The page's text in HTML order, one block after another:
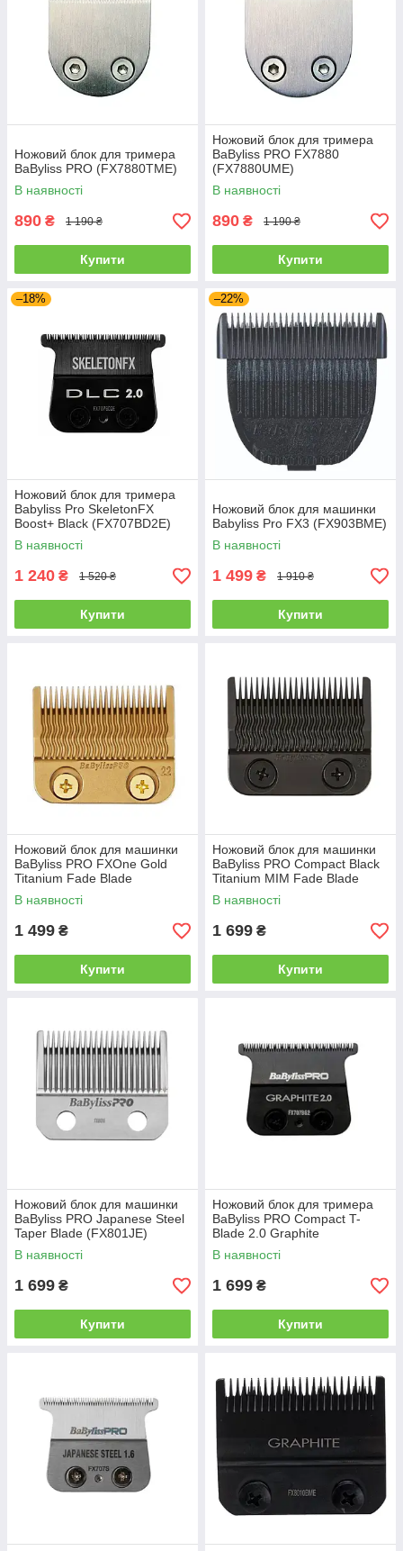
Ножовий блок для тримера
BaByliss PRO (FX7880TME)
В наявності
890 ₴ 1 190 ₴
Купити
Ножовий блок для тримера
BaByliss PRO FX7880
(FX7880UME)
В наявності
890 ₴ 1 190 ₴
Купити
–18%
Ножовий блок для тримера
Babyliss Pro SkeletonFX
Boost+ Black (FX707BD2E)
В наявності
1 240 ₴ 1 520 ₴
Купити
–22%
Ножовий блок для машинки
Babyliss Pro FX3 (FX903BME)
В наявності
1 499 ₴ 1 910 ₴
Купити
Ножовий блок для машинки
BaByliss PRO FXOne Gold
Titanium Fade Blade
(FX8022GE)
В наявності
1 499 ₴
Купити
Ножовий блок для машинки
BaByliss PRO Compact Black
Titanium MIM Fade Blade
(FX8022BE)
В наявності
1 699 ₴
Купити
Ножовий блок для машинки
BaByliss PRO Japanese Steel
Taper Blade (FX801JE)
В наявності
1 699 ₴
Купити
Ножовий блок для тримера
BaByliss PRO Compact T-
Blade 2.0 Graphite
(FX707BG2E)
В наявності
1 699 ₴
Купити